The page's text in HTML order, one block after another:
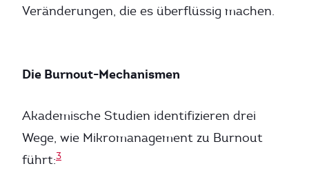
Veränderungen, die es überflüssig machen.
Die Burnout-Mechanismen
Akademische Studien identifizieren drei
Wege, wie Mikromanagement zu Burnout
führt:3